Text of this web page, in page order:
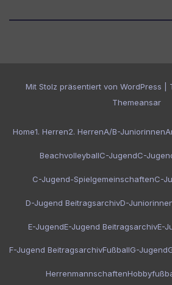
Mit Stolz präsentiert von WordPress
Themeansar
Home1. Herren2. HerrenA/B-Juniorinnen
BeachvolleyballC-JugendC-
C-Jugend-SpielgemeinschaftenC-
D-Jugend BeitragsarchivD-
E-JugendE-Jugend BeitragsarchivE-
F-Jugend BeitragsarchivFußballG-Jugend
Herrenmannschaften